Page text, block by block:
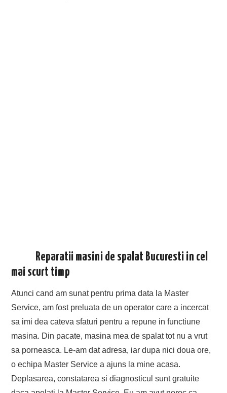
Reparatii masini de spalat Bucuresti in cel
mai scurt timp
Atunci cand am sunat pentru prima data la Master
Service, am fost preluata de un operator care a incercat
sa imi dea cateva sfaturi pentru a repune in functiune
masina. Din pacate, masina mea de spalat tot nu a vrut
sa porneasca. Le-am dat adresa, iar dupa nici doua ore,
o echipa Master Service a ajuns la mine acasa.
Deplasarea, constatarea si diagnosticul sunt gratuite